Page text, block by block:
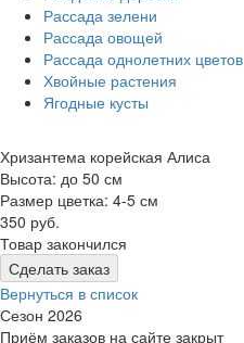
Рассада зелени
Рассада овощей
Рассада однолетних цветов
Хвойные растения
Ягодные кусты
Хризантема корейская Алиса
Высота: до 50 см
Размер цветка: 4-5 см
350 руб.
Товар закончился
Сделать заказ
Вернуться в список
Сезон 2026
Приём заказов на сайте закрыт